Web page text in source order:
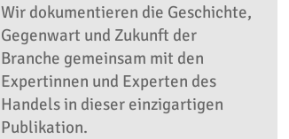
Wir dokumentieren die Geschichte,
Gegenwart und Zukunft der
Branche gemeinsam mit den
Expertinnen und Experten des
Handels in dieser einzigartigen
Publikation.